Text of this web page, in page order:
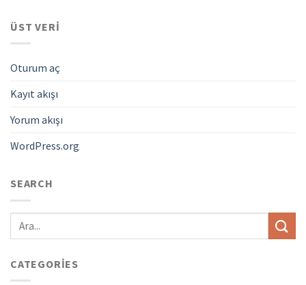
ÜST VERI
Oturum aç
Kayıt akışı
Yorum akışı
WordPress.org
SEARCH
CATEGORIES